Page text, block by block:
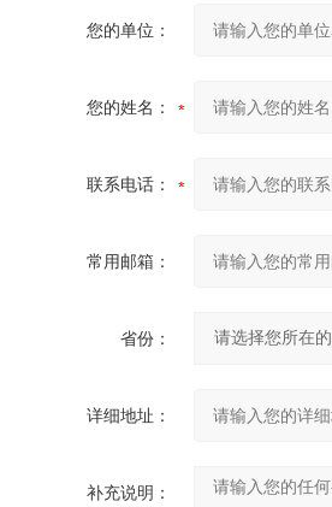
您的单位：
您的姓名：
联系电话：
常用邮箱：
省份：
详细地址：
补充说明：